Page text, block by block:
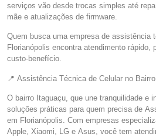
serviços vão desde trocas simples até
mãe e atualizações de firmware.
Quem busca uma empresa de assistência
Florianópolis encontra atendimento rápido,
custo-benefício.
📍 Assistência Técnica de Celular no
O bairro Itaguaçu, que une tranquilidade e
soluções práticas para quem precisa de
em Florianópolis. Com empresas
Apple, Xiaomi, LG e Asus, você tem